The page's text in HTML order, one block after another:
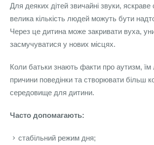
Для деяких дітей звичайні звуки, яскраве
велика кількість людей можуть бути
Через це дитина може закривати вуха,
засмучуватися у нових місцях.
Коли батьки знають факти про аутизм, їм
причини поведінки та створювати більш
середовище для дитини.
Часто допомагають:
стабільний режим дня;